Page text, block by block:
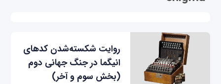
روايت شكسته‌شدن كدهای
انيگما در جنگ جهانی دوم
(بخش سوم و آخر)